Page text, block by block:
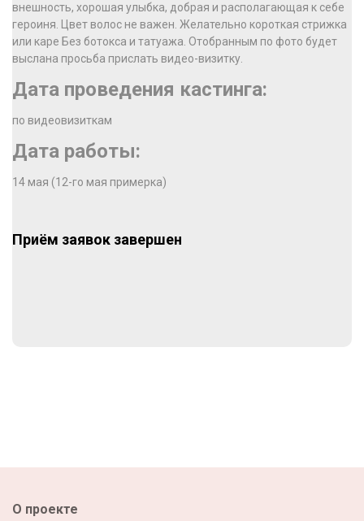
внешность, хорошая улыбка, добрая и располагающая к себе
героиня. Цвет волос не важен. Желательно короткая стрижка
или каре Без ботокса и татуажа. Отобранным по фото будет
выслана просьба прислать видео-визитку.
Дата проведения кастинга:
по видеовизиткам
Дата работы:
14 мая (12-го мая примерка)
Приём заявок завершен
О проекте